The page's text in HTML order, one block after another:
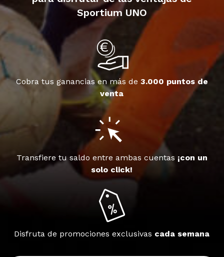
Sportium UNO
Cobra tus ganancias en más de 3.000 puntos de
venta
Transfiere tu saldo entre ambas cuentas ¡con un
solo click!
Disfruta de promociones exclusivas cada semana